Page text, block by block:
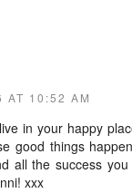
AT 10:52 AM
in your happy
good things
all the success
xxx